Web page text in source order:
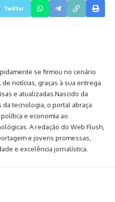
Twitter
se firmou no cenário
notícias, graças à sua entrega
e atualizadas.Nascido da
tecnologia, o portal abraça
e economia ao
A redação do Web Flush,
e jovens promessas,
e excelência jornalística.